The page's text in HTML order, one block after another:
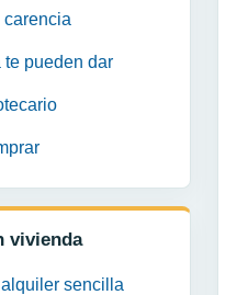
carencia
te pueden dar
vivienda
sencilla